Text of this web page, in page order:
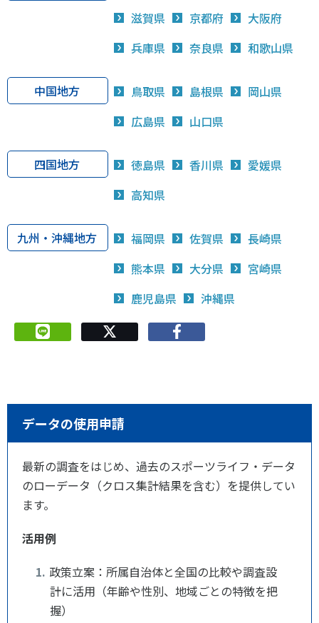
滋賀県
京都府
大阪府
兵庫県
奈良県 和歌山県
中国地方 鳥取県 島根県
岡山県
広島県
山口県
四国地方 徳島県 香川県
愛媛県
高知県
九州・沖縄地方 福岡県 佐賀県
長崎県
熊本県
大分県
宮崎県
鹿児島県
沖縄県
データの使用申請
最新の調査をはじめ、過去のスポーツライフ・データ
のローデータ（クロス集計結果を含む）を提供してい
ます。
活用例
政策立案：所属自治体と全国の比較や調査設
計に活用（年齢や性別、地域ごとの特徴を把
握）